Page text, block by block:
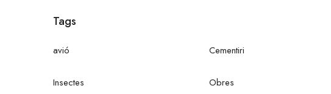
Tags
avió Cementiri
Insectes Obres